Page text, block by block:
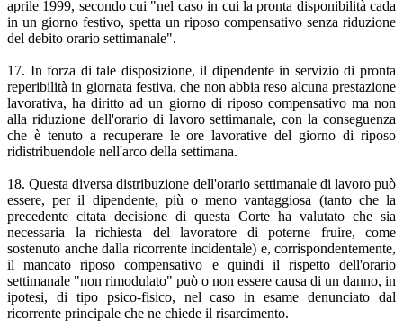
aprile 1999, secondo cui "nel caso in cui la pronta disponibilità cada
in un giorno festivo, spetta un riposo compensativo senza riduzione
del debito orario settimanale".
17. In forza di tale disposizione, il dipendente in servizio di pronta
reperibilità in giornata festiva, che non abbia reso alcuna prestazione
lavorativa, ha diritto ad un giorno di riposo compensativo ma non
alla riduzione dell'orario di lavoro settimanale, con la conseguenza
che è tenuto a recuperare le ore lavorative del giorno di riposo
ridistribuendole nell'arco della settimana.
18. Questa diversa distribuzione dell'orario settimanale di lavoro può
essere, per il dipendente, più o meno vantaggiosa (tanto che la
precedente citata decisione di questa Corte ha valutato che sia
necessaria la richiesta del lavoratore di poterne fruire, come
sostenuto anche dalla ricorrente incidentale) e, corrispondentemente,
il mancato riposo compensativo e quindi il rispetto dell'orario
settimanale "non rimodulato" può o non essere causa di un danno, in
ipotesi, di tipo psico-fisico, nel caso in esame denunciato dal
ricorrente principale che ne chiede il risarcimento.